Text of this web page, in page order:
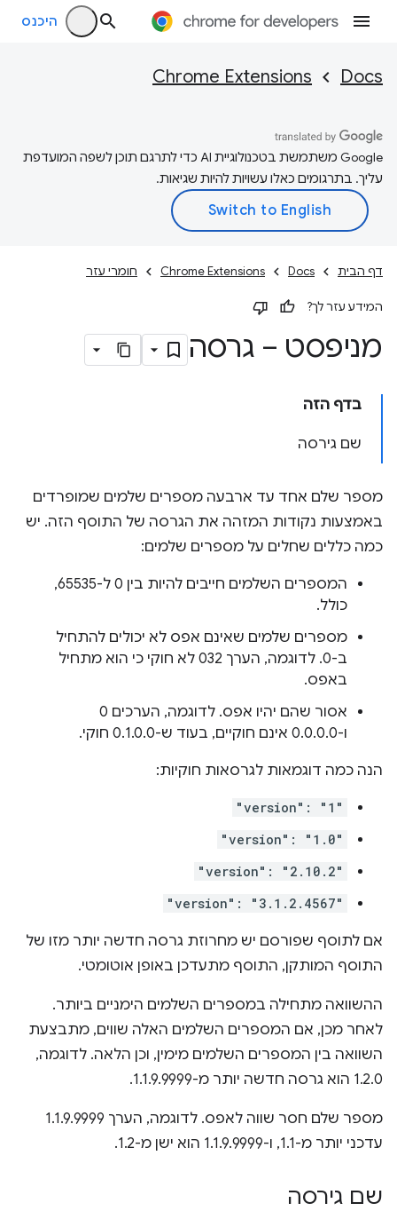
היכנס
Docs
Chrome Extensions
‫Google משתמשת בטכנולוגיית AI כדי לתרגם תוכן לשפה המועדפת
עליך. בתרגומים כאלו עשויות להיות שגיאות.
דף הבית Docs
Chrome Extensions חומרי עזר
המידע עזר לך?
מניפסט – גרסה
בדף הזה
שם גירסה
מספר שלם אחד עד ארבעה מספרים שלמים שמופרדים
באמצעות נקודות המזהה את הגרסה של התוסף הזה. יש
כמה כללים שחלים על מספרים שלמים:
המספרים השלמים חייבים להיות בין 0 ל-65535,
כולל.
מספרים שלמים שאינם אפס לא יכולים להתחיל
ב-0. לדוגמה, הערך 032 לא חוקי כי הוא מתחיל
באפס.
אסור שהם יהיו אפס. לדוגמה, הערכים 0
ו-0.0.0.0 אינם חוקיים, בעוד ש-0.1.0.0 חוקי.
הנה כמה דוגמאות לגרסאות חוקיות:
"version": "1"
"version": "1.0"
"version": "2.10.2"
"version": "3.1.2.4567"
אם לתוסף שפורסם יש מחרוזת גרסה חדשה יותר מזו של
התוסף המותקן, התוסף מתעדכן באופן אוטומטי.
ההשוואה מתחילה במספרים השלמים הימניים ביותר.
לאחר מכן, אם המספרים השלמים האלה שווים, מתבצעת
השוואה בין המספרים השלמים מימין, וכן הלאה. לדוגמה,
1.2.0 הוא גרסה חדשה יותר מ-1.1.9.9999.
מספר שלם חסר שווה לאפס. לדוגמה, הערך 1.1.9.9999
עדכני יותר מ-1.1, ו-1.1.9.9999 הוא ישן מ-1.2.
שם גירסה